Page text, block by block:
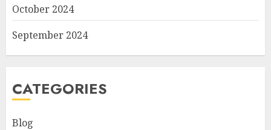
October 2024
September 2024
CATEGORIES
Blog